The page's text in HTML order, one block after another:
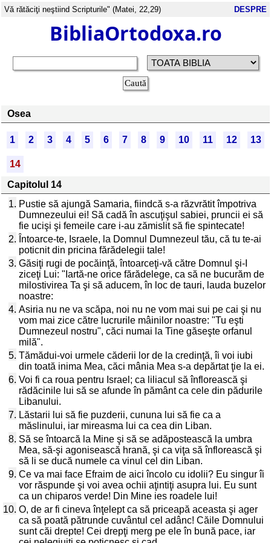
Vă rătăciţi neştiind Scripturile" (Matei, 22,29) DESPRE
BibliaOrtodoxa.ro
Osea
1 2 3 4 5 6 7 8 9 10 11 12 13
14
Capitolul 14
1. Pustie să ajungă Samaria, fiindcă s-a răzvrătit împotriva
Dumnezeului ei! Să cadă în ascuţişul sabiei, pruncii ei să
fie ucişi şi femeile care i-au zămislit să fie spintecate!
2. Întoarce-te, Israele, la Domnul Dumnezeul tău, că tu te-ai
poticnit din pricina fărădelegii tale!
3. Găsiţi rugi de pocăinţă, întoarceţi-vă către Domnul şi-I
ziceţi Lui: "Iartă-ne orice fărădelege, ca să ne bucurăm de
milostivirea Ta şi să aducem, în loc de tauri, lauda buzelor
noastre:
4. Asiria nu ne va scăpa, noi nu ne vom mai sui pe cai şi nu
vom mai zice către lucrurile mâinilor noastre: "Tu eşti
Dumnezeul nostru", căci numai la Tine găseşte orfanul
milă".
5. Tămădui-voi urmele căderii lor de la credinţă, îi voi iubi
din toată inima Mea, căci mânia Mea s-a depărtat ţie la ei.
6. Voi fi ca roua pentru Israel; ca liliacul să înflorească şi
rădăcinile lui să se afunde în pământ ca cele din pădurile
Libanului.
7. Lăstarii lui să fie puzderii, cununa lui să fie ca a
măslinului, iar mireasma lui ca cea din Liban.
8. Să se întoarcă la Mine şi să se adăpostească la umbra
Mea, să-şi agonisească hrană, şi ca viţa să înflorească şi
să li se ducă numele ca vinul cel din Liban.
9. Ce va mai face Efraim de aici încolo cu idolii? Eu singur îi
vor răspunde şi voi avea ochii aţintiţi asupra lui. Eu sunt
ca un chiparos verde! Din Mine ies roadele lui!
10. O, de ar fi cineva înţelept ca să priceapă aceasta şi ager
ca să poată pătrunde cuvântul cel adânc! Căile Domnului
sunt căi drepte! Cei drepţi merg pe ele în bună pace, iar